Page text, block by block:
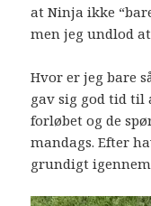
at Ninja ikke
men jeg undlod
Hvor er jeg bare
gav sig god tid
forløbet og de
mandags. Efter
grundigt